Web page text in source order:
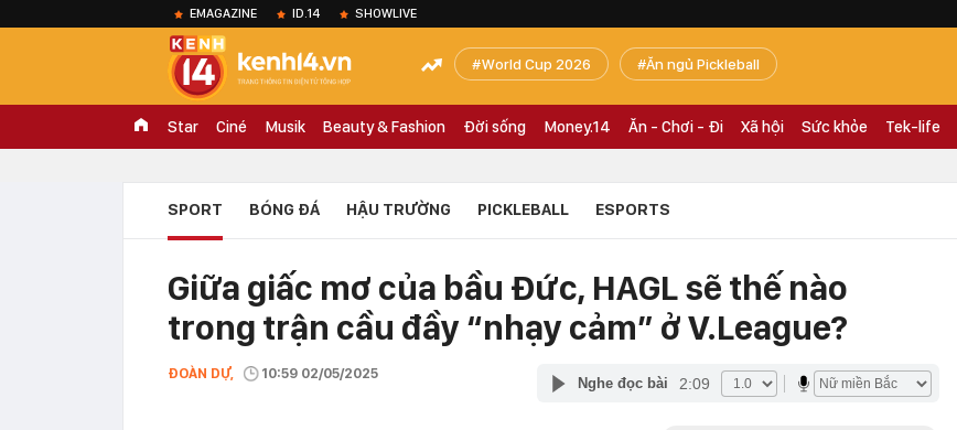
EMAGAZINE ID.14 SHOWLIVE
World Cup 2026 Ăn ngủ Pickleball
Star Ciné Musik Beauty & Fashion Đời sống Money.14 Ăn - Chơi - Đi Xã hội Sức khỏe Tek-life
SPORT BÓNG ĐÁ HẬU TRƯỜNG PICKLEBALL ESPORTS
Giữa giấc mơ của bầu Đức, HAGL sẽ thế nào
trong trận cầu đầy “nhạy cảm” ở V.League?
ĐOÀN DỰ, 10:59 02/05/2025
Nghe đọc bài 2:09